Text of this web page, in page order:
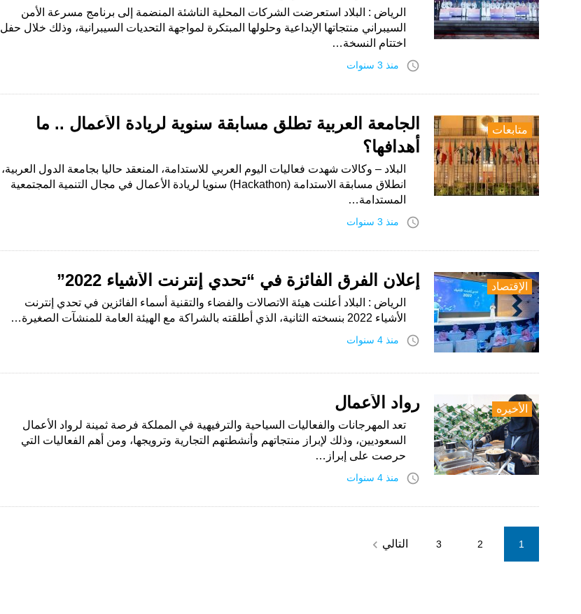
الرياض : البلاد استعرضت الشركات المحلية الناشئة المنضمة إلى برنامج مسرعة الأمن
السيبراني منتجاتها الإبداعية وحلولها المبتكرة لمواجهة التحديات السيبرانية، وذلك خلال حفل
اختتام النسخة…
access_time منذ 3 سنوات
متابعات
الجامعة العربية تطلق مسابقة سنوية لريادة الأعمال .. ما
أهدافها؟
البلاد – وكالات شهدت فعاليات اليوم العربي للاستدامة، المنعقد حاليا بجامعة الدول العربية،
انطلاق مسابقة الاستدامة (Hackathon) سنويا لريادة الأعمال في مجال التنمية المجتمعية
المستدامة…
access_time منذ 3 سنوات
الإقتصاد إعلان الفرق الفائزة في “تحدي إنترنت الأشياء 2022”
الرياض : البلاد أعلنت هيئة الاتصالات والفضاء والتقنية أسماء الفائزين في تحدي إنترنت
الأشياء 2022 بنسخته الثانية، الذي أطلقته بالشراكة مع الهيئة العامة للمنشآت الصغيرة…
access_time منذ 4 سنوات
الأخيره رواد الأعمال
تعد المهرجانات والفعاليات السياحية والترفيهية في المملكة فرصة ثمينة لرواد الأعمال
السعوديين، وذلك لإبراز منتجاتهم وأنشطتهم التجارية وترويجها، ومن أهم الفعاليات التي
حرصت على إبراز…
access_time منذ 4 سنوات
Posts
pagination
1
2
3 التالي navigate_next